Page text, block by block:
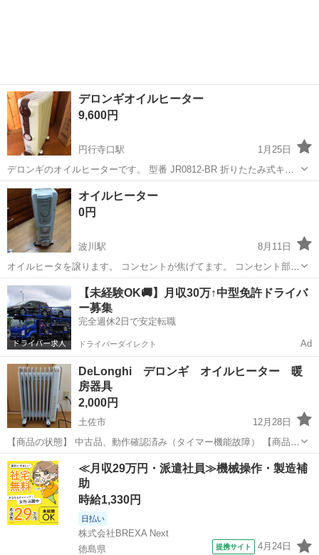
デロンギオイルヒーター
9,600円
円行寺口駅
1月25日
デロンギのオイルヒーターです。 型番 JR0812-BR 折りたたみ式キャ
スター付き カラー ホワイト/ブラウン 使用畳数 8-10畳 トップハンガ
ー付けます。 中古品ですが使用頻度少なく綺麗な状態です。
高知 高知市 円行寺口駅
オイルヒーター
0円
波川駅
8月11日
オイルヒータを譲ります。 コンセントが焦げてます。 コンセント部を
交換すれば使用できます。上記を理解したうえでノークレーム返品受
付なしで よろしくお願いします。
高知 土佐市 波川駅 季節、空調家電 コンセント
【未経験OK🚚】月収30万↑中型免許ドライバ
ー募集
完全週休2日で安定転職
ドライバーダイレクト Ad
DeLonghi デロンギ オイルヒーター 暖
房器具
2,000円
土佐市
12月28日
【商品の状態】 中古品、動作確認済み（タイマー機能故障） 【商品説
明】 メーカー∶DeLonghi（デロンギ） 品名∶オイルヒーター サイズ∶幅
43cm ✕ 高さ64.5cm ✕ 奥行22.5cm
高知 土佐市 季節、空調家電 デロンギ
≪月収29万円・派遣社員≫機械操作・製造補
助
時給1,330円
日払い
株式会社BREXA Next
徳島県
提携サイト 4月24日